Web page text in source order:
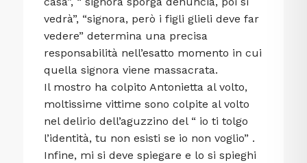
vedrà”, “signora, però i figli glieli deve far
vedere” determina una precisa
responsabilità nell’esatto momento in cui
quella signora viene massacrata.
Il mostro ha colpito Antonietta al volto,
moltissime vittime sono colpite al volto
nel delirio dell’aguzzino del “ io ti tolgo
l’identità, tu non esisti se io non voglio” .
Infine, mi si deve spiegare e lo si spieghi